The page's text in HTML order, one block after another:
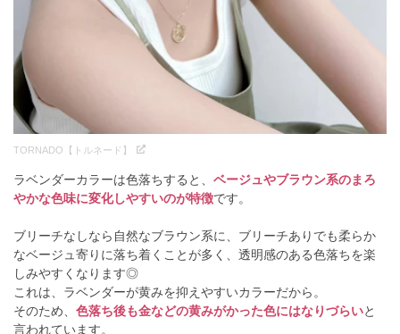
TORNADO【トルネード】
ラベンダーカラーは色落ちすると、 ベージュやブラウン系のまろ
やかな色味に変化しやすいのが特徴です。
ブリーチなしなら自然なブラウン系に、ブリーチありでも柔らか
なベージュ寄りに落ち着くことが多く、透明感のある色落ちを楽
しみやすくなります◎
これは、ラベンダーが黄みを抑えやすいカラーだから。
そのため、 色落ち後も金などの黄みがかった色にはなりづらいと
言われています。